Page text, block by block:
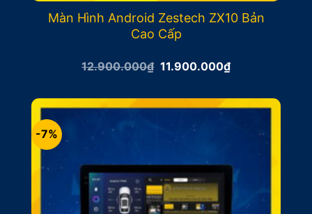
Màn Hình Android Zestech ZX10 Bản
Cao Cấp
12.900.000₫ Giá
12.900.000₫.
11.900.000₫Giá
hiện
là:
11.900.000₫.
-7%